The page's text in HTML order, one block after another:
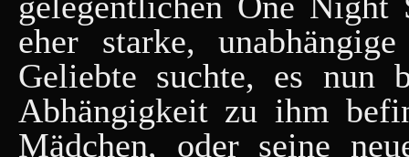
eher starke,
Geliebte suchte, es nun
Abhängigkeit zu ihm
Mädchen, oder seine